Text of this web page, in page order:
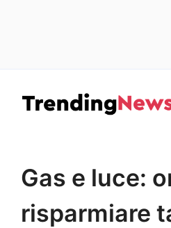
contenuto
Gas e luce:
risparmiare